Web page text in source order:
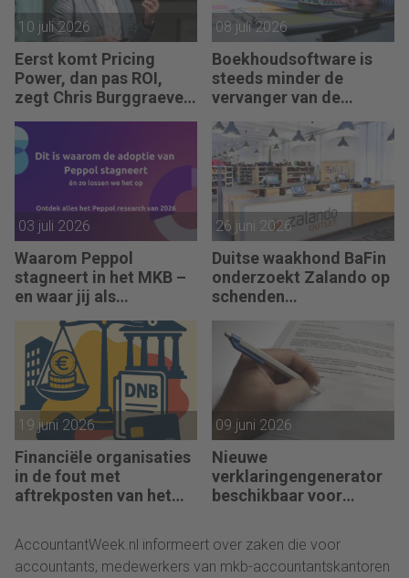
10 juli 2026
Eerst komt Pricing
Power, dan pas ROI,
zegt Chris Burggraeve
InBev)
08 juli 2026
Boekhoudsoftware is
steeds minder de
vervanger van de
03 juli 2026
Waarom Peppol
stagneert in het MKB –
en waar jij als
maakt
26 juni 2026
Duitse waakhond BaFin
onderzoekt Zalando op
schenden
19 juni 2026
Financiële organisaties
in de fout met
aftrekposten van het
09 juni 2026
Nieuwe
verklaringengenerator
beschikbaar voor
AccountantWeek.nl informeert over zaken die voor
accountants, medewerkers van mkb-accountantskantoren